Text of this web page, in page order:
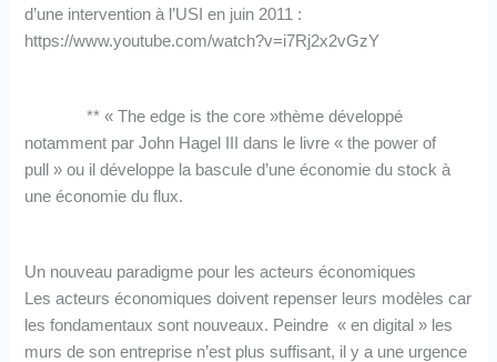
d’une intervention à l’USI en juin 2011 :
https://www.youtube.com/watch?v=i7Rj2x2vGzY
** « The edge is the core »thème développé
notamment par John Hagel III dans le livre « the power of
pull » ou il développe la bascule d’une économie du stock à
une économie du flux.
Un nouveau paradigme pour les acteurs économiques
Les acteurs économiques doivent repenser leurs modèles car
les fondamentaux sont nouveaux. Peindre « en digital » les
murs de son entreprise n’est plus suffisant, il y a une urgence